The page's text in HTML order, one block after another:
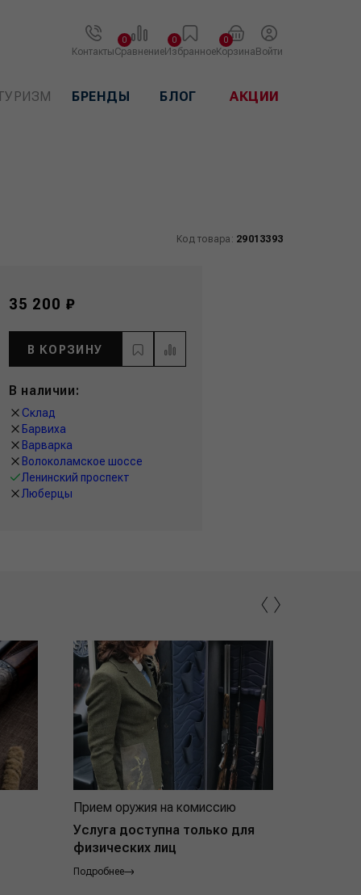
КонтактыСравнение
0
Избранное
0
Корзина
0
Войти
БРЕНДЫ БЛОГ АКЦИИ
Код товара: 29013393
35 200 ₽
В КОРЗИНУ
В наличии:
Склад
Барвиха
Варварка
Волоколамское шоссе
Ленинский проспект
Люберцы
Прием оружия на комиссию
Услуга доступна только для
физических лиц
Подробнее
‹›